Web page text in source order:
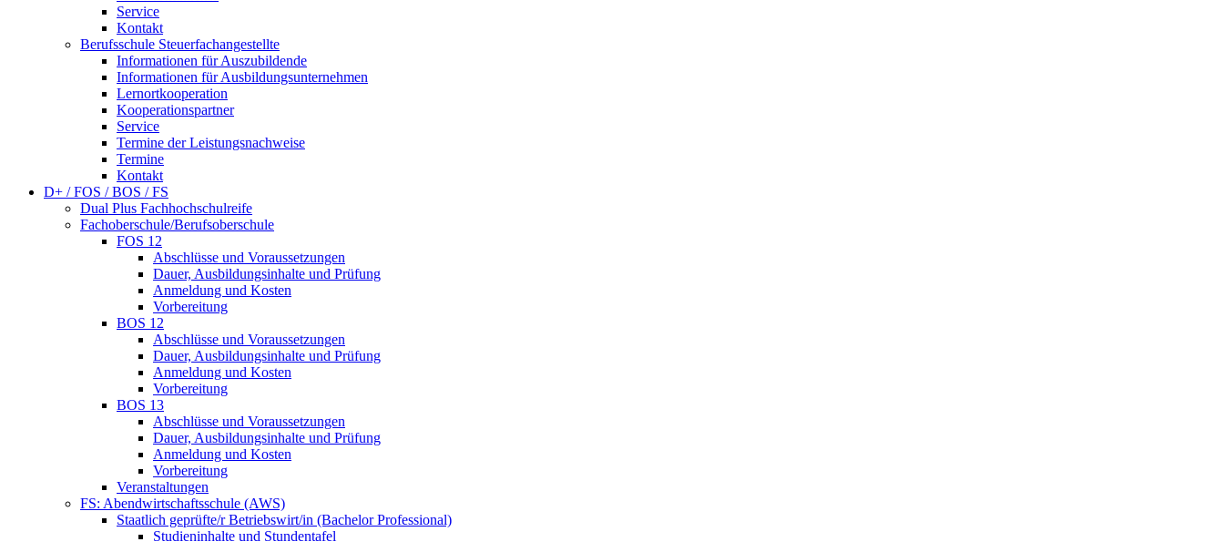
Service
Kontakt
Berufsschule Steuerfachangestellte
Informationen für Auszubildende
Informationen für Ausbildungsunternehmen
Lernortkooperation
Kooperationspartner
Service
Termine der Leistungsnachweise
Termine
Kontakt
D+ / FOS / BOS / FS
Dual Plus Fachhochschulreife
Fachoberschule/Berufsoberschule
FOS 12
Abschlüsse und Voraussetzungen
Dauer, Ausbildungsinhalte und Prüfung
Anmeldung und Kosten
Vorbereitung
BOS 12
Abschlüsse und Voraussetzungen
Dauer, Ausbildungsinhalte und Prüfung
Anmeldung und Kosten
Vorbereitung
BOS 13
Abschlüsse und Voraussetzungen
Dauer, Ausbildungsinhalte und Prüfung
Anmeldung und Kosten
Vorbereitung
Veranstaltungen
FS: Abendwirtschaftsschule (AWS)
Staatlich geprüfte/r Betriebswirt/in (Bachelor Professional)
Studieninhalte und Stundentafel